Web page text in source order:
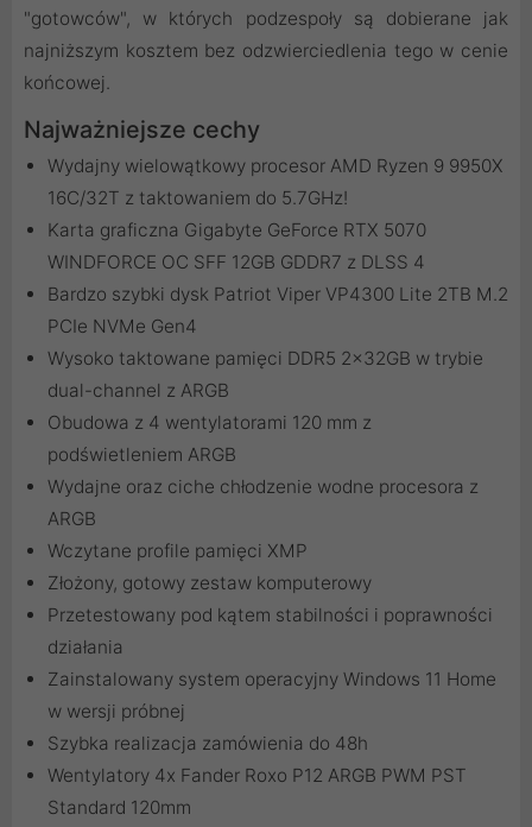
"gotowców", w których podzespoły są dobierane jak
najniższym kosztem bez odzwierciedlenia tego w cenie
końcowej.
Najważniejsze cechy
Wydajny wielowątkowy procesor AMD Ryzen 9 9950X
16C/32T z taktowaniem do 5.7GHz!
Karta graficzna Gigabyte GeForce RTX 5070
WINDFORCE OC SFF 12GB GDDR7 z DLSS 4
Bardzo szybki dysk Patriot Viper VP4300 Lite 2TB M.2
PCIe NVMe Gen4
Wysoko taktowane pamięci DDR5 2x32GB w trybie
dual-channel z ARGB
Obudowa z 4 wentylatorami 120 mm z
podświetleniem ARGB
Wydajne oraz ciche chłodzenie wodne procesora z
ARGB
Wczytane profile pamięci XMP
Złożony, gotowy zestaw komputerowy
Przetestowany pod kątem stabilności i poprawności
działania
Zainstalowany system operacyjny Windows 11 Home
w wersji próbnej
Szybka realizacja zamówienia do 48h
Wentylatory 4x Fander Roxo P12 ARGB PWM PST
Standard 120mm